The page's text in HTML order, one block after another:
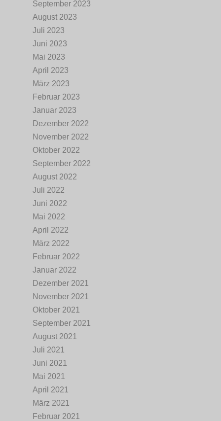
September 2023
August 2023
Juli 2023
Juni 2023
Mai 2023
April 2023
März 2023
Februar 2023
Januar 2023
Dezember 2022
November 2022
Oktober 2022
September 2022
August 2022
Juli 2022
Juni 2022
Mai 2022
April 2022
März 2022
Februar 2022
Januar 2022
Dezember 2021
November 2021
Oktober 2021
September 2021
August 2021
Juli 2021
Juni 2021
Mai 2021
April 2021
März 2021
Februar 2021